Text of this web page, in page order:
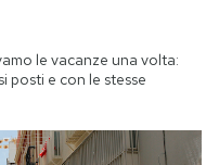
le vacanze una volta:
posti e con le stesse